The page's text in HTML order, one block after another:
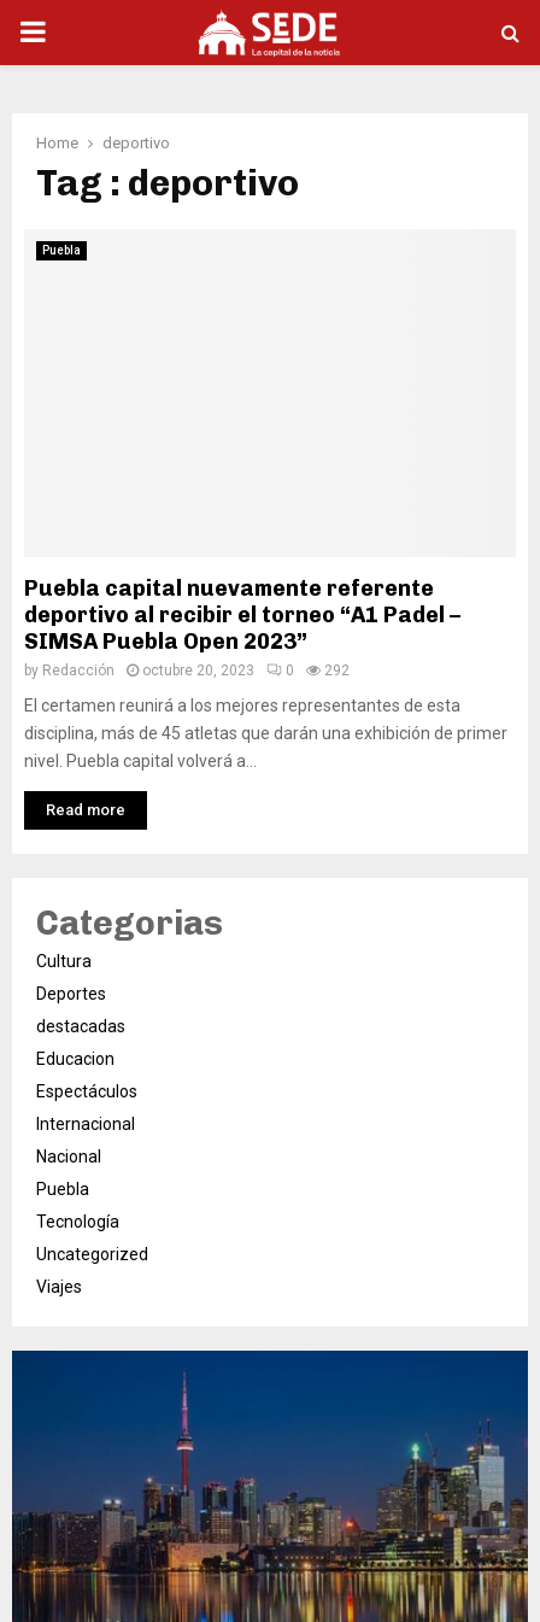
PRIMARY
Home deportivo
Tag : deportivo
Puebla
Puebla capital nuevamente referente
deportivo al recibir el torneo “A1 Padel –
SIMSA Puebla Open 2023”
by Redacción octubre 20, 2023 0 292
El certamen reunirá a los mejores representantes de esta
disciplina, más de 45 atletas que darán una exhibición de primer
nivel. Puebla capital volverá a...
Read more
Categorias
Cultura
Deportes
destacadas
Educacion
Espectáculos
Internacional
Nacional
Puebla
Tecnología
Uncategorized
Viajes